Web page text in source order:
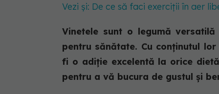
Vezi și: De ce să faci exerciții în aer
Vinetele sunt o legumă
pentru sănătate. Cu conținutul
fi o adiție excelentă la orice
pentru a vă bucura de gustul și